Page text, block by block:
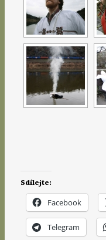
Sdílejte:
Facebook
Telegram